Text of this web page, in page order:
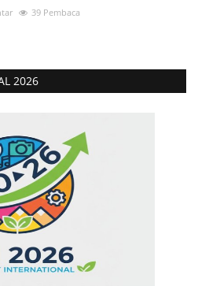
39 Pembaca
2026